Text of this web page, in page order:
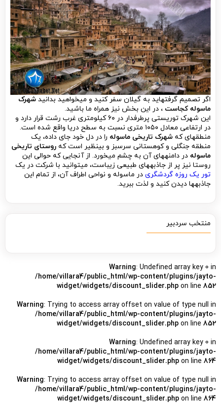
اگر تصمیم گرفته­اید به گیلان سفر کنید و می­خواهید بدانید شهرک
ماسوله کجاست ، در این بخش نیز همراه ما باشید.
این شهرک توریستی پرطرفدار در ۶۰ کیلومتری غرب رشت قرار دارد و
در ارتفاعی معادل ۱۰۵۰ متری نسبت به سطح دریا واقع شده است.
منطقه­ای که شهرک تاریخی ماسوله را در دل خود جای داده، یک
منطقه جنگلی و کوهستانی سرسبز و بی­نظیر است که روستای تاریخی
ماسوله در دامنه­های آن به چشم می­خورد. از آن­جایی که حوالی این
روستا نیز پر از جاذبه­های طبیعی زیباست، می­توانید با شرکت در یک
تور یک روزه گردشگری در ماسوله و نواحی اطراف آن، از تمام این
جاذبه­ها دیدن کنید و لذت ببرید.
منتخب سردبیر
Warning: Undefined array key 0 in
/home/villara4/public_html/wp-content/plugins/jayto-
widget/widgets/discount_slider.php on line 852
Warning: Trying to access array offset on value of type null in
/home/villara4/public_html/wp-content/plugins/jayto-
widget/widgets/discount_slider.php on line 852
Warning: Undefined array key 0 in
/home/villara4/public_html/wp-content/plugins/jayto-
widget/widgets/discount_slider.php on line 864
Warning: Trying to access array offset on value of type null in
/home/villara4/public_html/wp-content/plugins/jayto-
widget/widgets/discount_slider.php on line 864